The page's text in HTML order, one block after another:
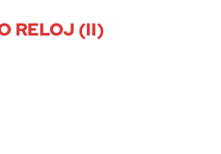
RELOJ (II)